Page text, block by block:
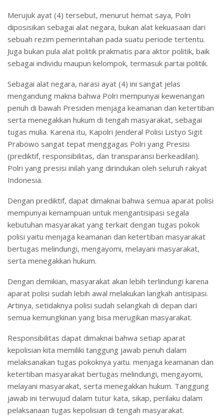
Merujuk ayat (4) tersebut, menurut hemat saya, Polri
diposisikan sebagai alat negara, bukan alat kekuasaan dari
sebuah rezim pemerintahan pada suatu periode tertentu.
Juga bukan pula alat politik prakmatis para aktor politik, baik
sebagai individu maupun kelompok, termasuk partai politik.
Sebagai alat negara, narasi ayat (4) ini sangat jelas
mengandung makna bahwa Polri mempunyai kewenangan
penuh di bawah Presiden menjaga keamanan dan ketertiban
serta menegakkan hukum di tengah masyarakat, sebagai
tugas mulia. Karena itu, Kapolri Jenderal Polisi Listyo Sigit
Prabowo sangat tepat menggagas Polri yang Presisi
(prediktif, responsibilitas, dan transparansi berkeadilan).
Polri yang presisi inilah yang dirindukan oleh seluruh rakyat
Indonesia.
Dengan prediktif, dapat dimaknai bahwa semua aparat polisi
mempunyai kemampuan untuk mengantisipasi segala
kebutuhan masyarakat yang terkait dengan tugas pokok
polisi yaitu menjaga keamanan dan ketertiban masyarakat
bertugas melindungi, mengayomi, melayani masyarakat,
serta menegakkan hukum.
Dengan demikian, masyarakat akan lebih terlindungi karena
aparat polisi sudah lebih awal melakukan langkah antisipasi.
Artinya, setidaknya polisi sudah selangkah di depan dari
semua kemungkinan yang bisa merugikan masyarakat.
Responsibilitas dapat dimaknai bahwa setiap aparat
kepolisian kita memiliki tanggung jawab penuh dalam
melaksanakan tugas pokoknya yaitu. menjaga keamanan dan
ketertiban masyarakat bertugas melindungi, mengayomi,
melayani masyarakat, serta menegakkan hukum. Tanggung
jawab ini terwujud dalam tutur kata, sikap, perilaku dalam
pelaksanaan tugas kepolisian di tengah masyarakat.